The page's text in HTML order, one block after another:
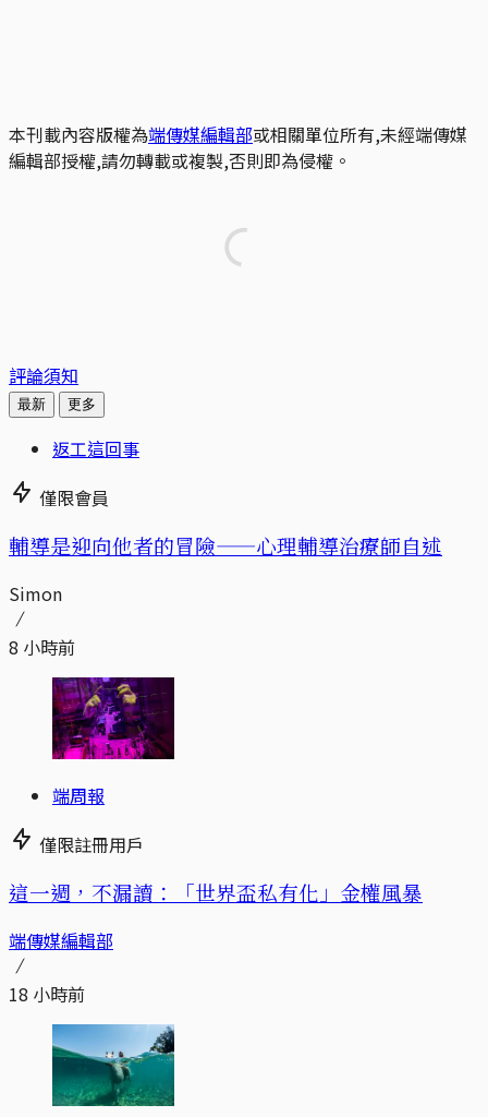
本刊載內容版權為端傳媒編輯部或相關單位所有,未經端傳媒
編輯部授權,請勿轉載或複製,否則即為侵權。
評論須知
最新 更多
返工這回事
僅限會員
輔導是迎向他者的冒險——心理輔導治療師自述
Simon
8 小時前
端周報
僅限註冊用戶
這一週，不漏讀：「世界盃私有化」金權風暴
端傳媒編輯部
18 小時前